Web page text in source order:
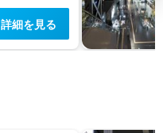
詳細を見る